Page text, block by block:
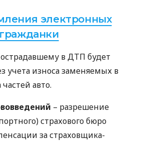
электронных
вДТП будет
учета износа заменяемых в
авто.
– разрешение
страхового бюро
за страховщика-